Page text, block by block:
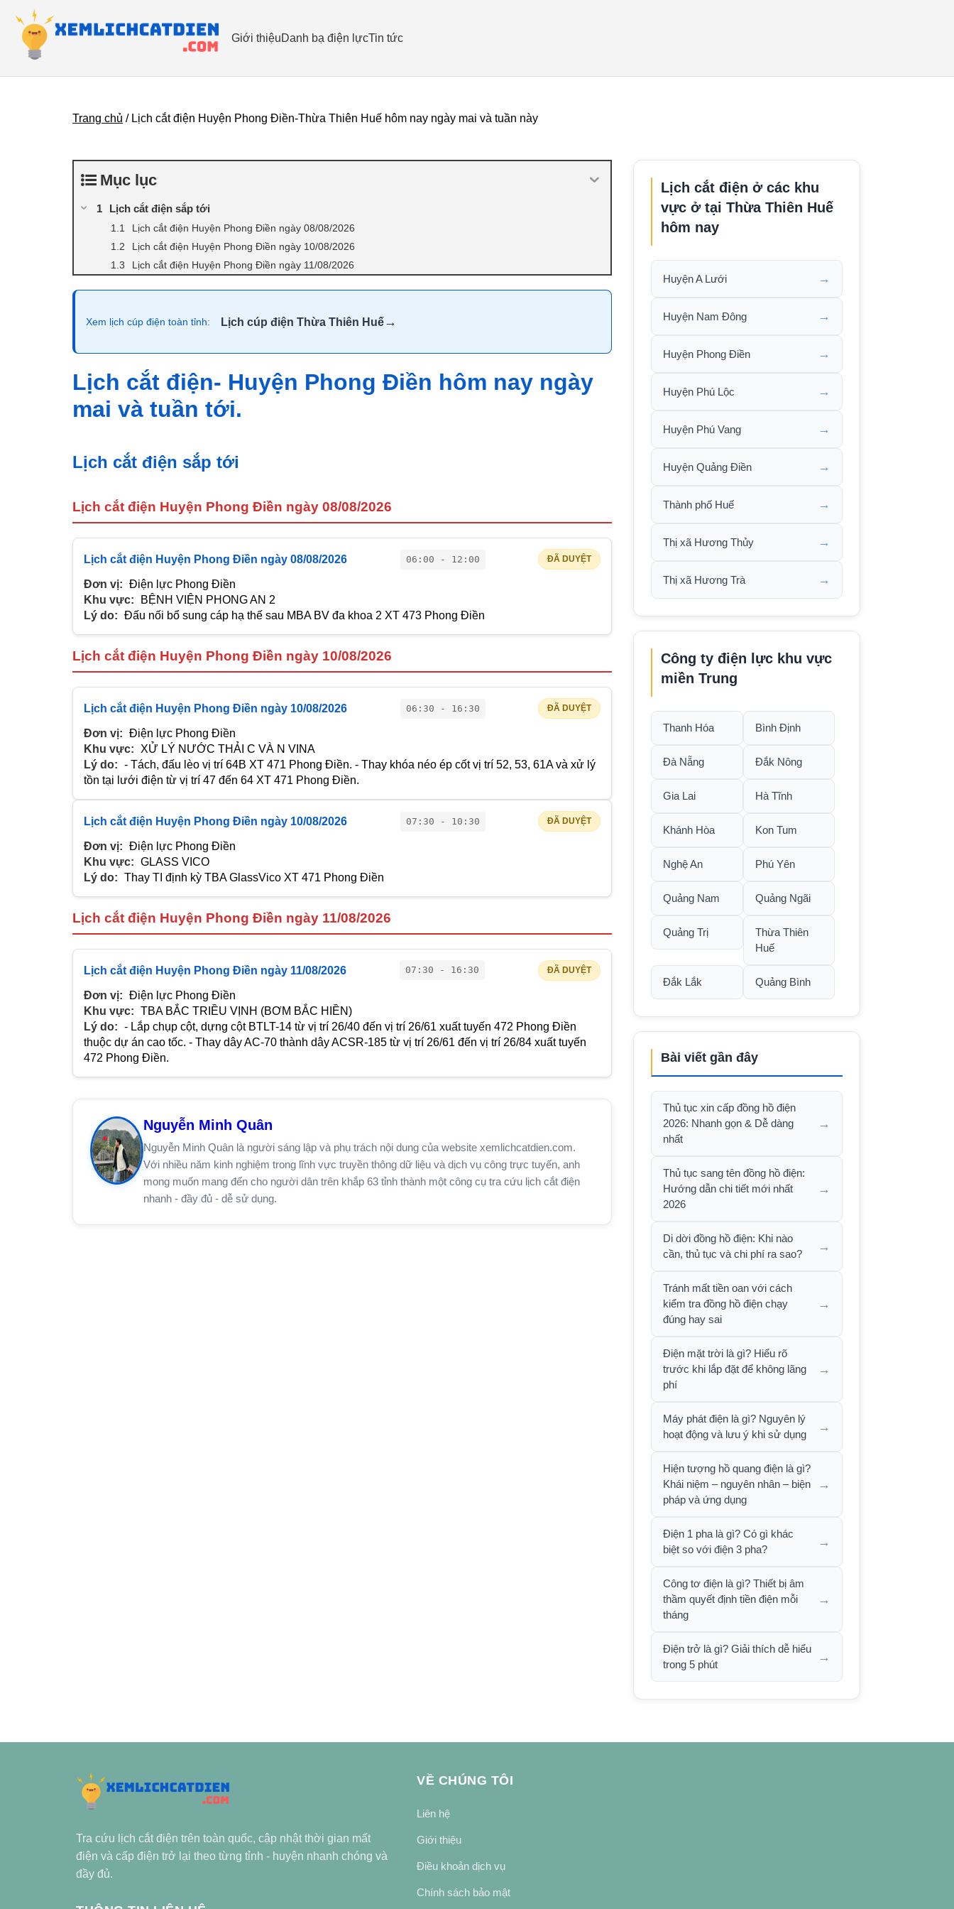
Giới thiệuDanh bạ điện lựcTin tức
Trang chủ / Lịch cắt điện Huyện Phong Điền-Thừa Thiên Huế hôm nay ngày mai và tuần này
Mục lục
Lịch cắt điện sắp tới
Lịch cắt điện Huyện Phong Điền ngày 08/08/2026
Lịch cắt điện Huyện Phong Điền ngày 10/08/2026
Lịch cắt điện Huyện Phong Điền ngày 11/08/2026
Xem lịch cúp điện toàn tỉnh: Lịch cúp điện Thừa Thiên Huế→
Lịch cắt điện- Huyện Phong Điền hôm nay ngày
mai và tuần tới.
Lịch cắt điện sắp tới
Lịch cắt điện Huyện Phong Điền ngày 08/08/2026
Lịch cắt điện Huyện Phong Điền ngày 08/08/2026 06:00 - 12:00 ĐÃ DUYỆT
Đơn vị: Điện lực Phong Điền
Khu vực:
BỆNH VIỆN PHONG AN 2
Lý do: Đấu nối bổ sung cáp hạ thế sau MBA BV đa khoa 2 XT 473 Phong Điền
Lịch cắt điện Huyện Phong Điền ngày 10/08/2026
Lịch cắt điện Huyện Phong Điền ngày 10/08/2026 06:30 - 16:30 ĐÃ DUYỆT
Đơn vị: Điện lực Phong Điền
Khu vực:
XỬ LÝ NƯỚC THẢI C VÀ N VINA
Lý do: - Tách, đấu lèo vị trí 64B XT 471 Phong Điền. - Thay khóa néo ép cốt vị trí 52, 53, 61A và xử lý
tồn tại lưới điện từ vị trí 47 đến 64 XT 471 Phong Điền.
Lịch cắt điện Huyện Phong Điền ngày 10/08/2026 07:30 - 10:30 ĐÃ DUYỆT
Đơn vị: Điện lực Phong Điền
Khu vực: GLASS VICO
Lý do: Thay TI định kỳ TBA GlassVico XT 471 Phong Điền
Lịch cắt điện Huyện Phong Điền ngày 11/08/2026
Lịch cắt điện Huyện Phong Điền ngày 11/08/2026 07:30 - 16:30 ĐÃ DUYỆT
Đơn vị: Điện lực Phong Điền
Khu vực: TBA BẮC TRIỀU VỊNH (BƠM BẮC HIỀN)
Lý do: - Lắp chụp cột, dựng cột BTLT-14 từ vị trí 26/40 đến vị trí 26/61 xuất tuyến 472 Phong Điền
thuộc dự án cao tốc. - Thay dây AC-70 thành dây ACSR-185 từ vị trí 26/61 đến vị trí 26/84 xuất tuyến
472 Phong Điền.
Nguyễn Minh Quân
Nguyễn Minh Quân là người sáng lập và phụ trách nội dung của website xemlichcatdien.com.
Với nhiều năm kinh nghiệm trong lĩnh vực truyền thông dữ liệu và dịch vụ công trực tuyến, anh
mong muốn mang đến cho người dân trên khắp 63 tỉnh thành một công cụ tra cứu lịch cắt điện
nhanh - đầy đủ - dễ sử dụng.
Lịch cắt điện ở các khu
vực ở tại Thừa Thiên Huế
hôm nay
Huyện A Lưới →
Huyện Nam Đông →
Huyện Phong Điền →
Huyện Phú Lộc →
Huyện Phú Vang →
Huyện Quảng Điền →
Thành phố Huế →
Thị xã Hương Thủy →
Thị xã Hương Trà →
Công ty điện lực khu vực
miền Trung
Thanh Hóa Bình Định
Đà Nẵng Đắk Nông
Gia Lai Hà Tĩnh
Khánh Hòa Kon Tum
Nghệ An Phú Yên
Quảng Nam Quảng Ngãi
Quảng Trị
Thừa Thiên
Huế
Đắk Lắk Quảng Bình
Bài viết gần đây
Thủ tục xin cấp đồng hồ điện
2026: Nhanh gọn & Dễ dàng
nhất
→
Thủ tục sang tên đồng hồ điện:
Hướng dẫn chi tiết mới nhất
2026
→
Di dời đồng hồ điện: Khi nào
cần, thủ tục và chi phí ra sao?
→
Tránh mất tiền oan với cách
kiểm tra đồng hồ điện chạy
đúng hay sai
→
Điện mặt trời là gì? Hiểu rõ
trước khi lắp đặt để không lãng
phí
→
Máy phát điện là gì? Nguyên lý
hoạt động và lưu ý khi sử dụng
→
Hiện tượng hồ quang điện là gì?
Khái niệm – nguyên nhân – biện
pháp và ứng dụng
→
Điện 1 pha là gì? Có gì khác
biệt so với điện 3 pha?
→
Công tơ điện là gì? Thiết bị âm
thầm quyết định tiền điện mỗi
tháng
→
Điện trở là gì? Giải thích dễ hiểu
trong 5 phút
→
Tra cứu lịch cắt điện trên toàn quốc, cập nhật thời gian mất
điện và cấp điện trở lại theo từng tỉnh - huyện nhanh chóng và
đầy đủ.
VỀ CHÚNG TÔI
Liên hệ
Giới thiệu
Điều khoản dịch vụ
Chính sách bảo mật